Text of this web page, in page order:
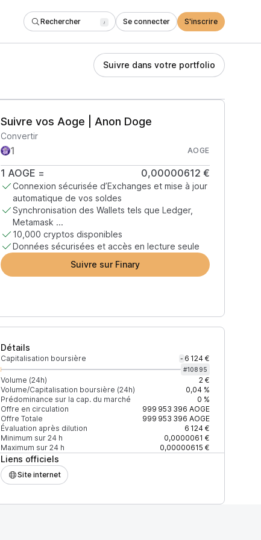
Rechercher / Se connecter S'inscrire
Suivre dans votre portfolio
Suivre vos Aoge | Anon Doge
Convertir
AOGE
1 AOGE = 0,00000612 €
Connexion sécurisée d’Exchanges et mise à jour
automatique de vos soldes
Synchronisation des Wallets tels que Ledger,
Metamask ...
10,000 cryptos disponibles
Données sécurisées et accès en lecture seule
Suivre sur Finary
Détails
Capitalisation boursière - 6 124 €
#10895
Volume (24h)
2 €
Volume/Capitalisation boursière (24h)
0,04 %
Prédominance sur la cap. du marché
0 %
Offre en circulation
999 953 396 AOGE
Offre Totale
999 953 396 AOGE
Évaluation après dilution
6 124 €
Minimum sur 24 h
0,0000061 €
Maximum sur 24 h
0,00000615 €
Liens officiels
Site internet
% du volume Confiance Mis à jour
100 %